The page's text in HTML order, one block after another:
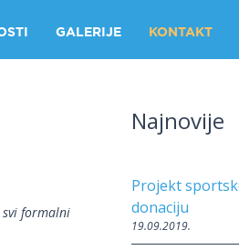
GALERIJE
FOTOGALERIJE
KONTAKT
svi formalni
Najnovije
Projekt
donaciju
19.09.2019.